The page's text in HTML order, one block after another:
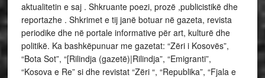
aktualitetin e saj . Shkruante poezi, prozë ,publicistikë dhe
reportazhe . Shkrimet e tij janë botuar në gazeta, revista
periodike dhe në portale informative për art, kulturë dhe
politikë. Ka bashkëpunuar me gazetat: “Zëri i Kosovës”,
“Bota Sot”, “[Rilindja (gazetë)|Rilindja”, “Emigranti”,
“Kosova e Re” si dhe revistat “Zëri “, “Republika”, “Fjala e